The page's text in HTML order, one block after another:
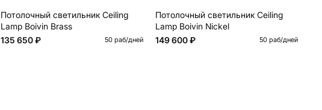
Потолочный светильник Ceiling
Lamp Boivin Brass
135 650 ₽
50 раб/дней
Потолочный светильник Ceiling
Lamp Boivin Nickel
149 600 ₽
50 раб/дней